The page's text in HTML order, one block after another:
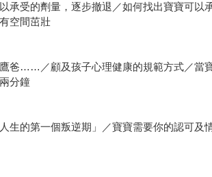
承受的劑量，逐步撤退／如何找出寶寶可
空間茁壯
爸……／顧及孩子心理健康的規範方式／當
分鐘
生的第一個叛逆期」／寶寶需要你的認可